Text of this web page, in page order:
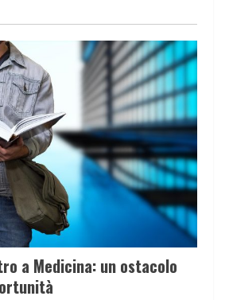
a Medicina: un ostacolo